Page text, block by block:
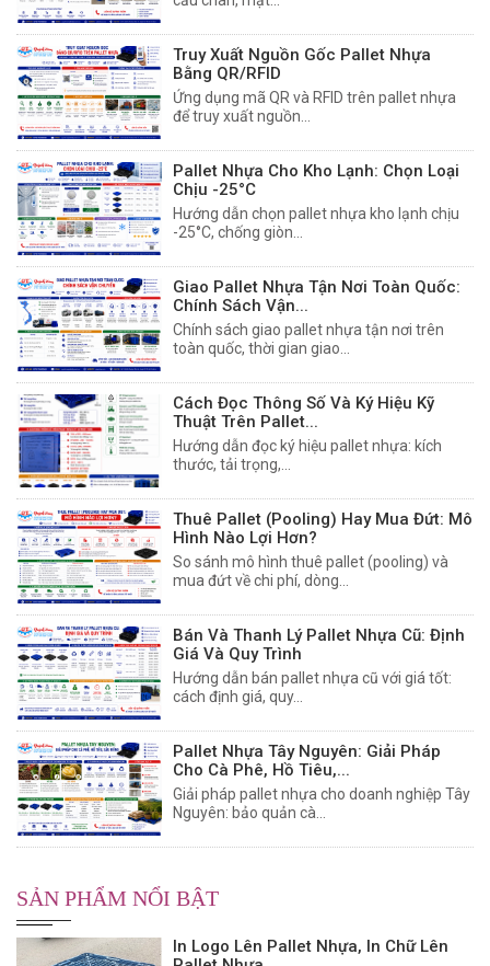
Truy Xuất Nguồn Gốc Pallet Nhựa
Bằng QR/RFID
Ứng dụng mã QR và RFID trên pallet nhựa
để truy xuất nguồn...
Pallet Nhựa Cho Kho Lạnh: Chọn Loại
Chịu -25°C
Hướng dẫn chọn pallet nhựa kho lạnh chịu
-25°C, chống giòn...
Giao Pallet Nhựa Tận Nơi Toàn Quốc:
Chính Sách Vận...
Chính sách giao pallet nhựa tận nơi trên
toàn quốc, thời gian giao...
Cách Đọc Thông Số Và Ký Hiệu Kỹ
Thuật Trên Pallet...
Hướng dẫn đọc ký hiệu pallet nhựa: kích
thước, tải trọng,...
Thuê Pallet (Pooling) Hay Mua Đứt: Mô
Hình Nào Lợi Hơn?
So sánh mô hình thuê pallet (pooling) và
mua đứt về chi phí, dòng...
Bán Và Thanh Lý Pallet Nhựa Cũ: Định
Giá Và Quy Trình
Hướng dẫn bán pallet nhựa cũ với giá tốt:
cách định giá, quy...
Pallet Nhựa Tây Nguyên: Giải Pháp
Cho Cà Phê, Hồ Tiêu,...
Giải pháp pallet nhựa cho doanh nghiệp Tây
Nguyên: bảo quản cà...
SẢN PHẨM NỔI BẬT
In Logo Lên Pallet Nhựa, In Chữ Lên